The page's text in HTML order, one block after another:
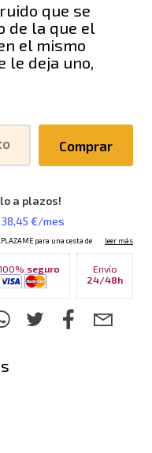
que se
de la que el
el mismo
le deja uno,
Comprar
seguro
Envío
24/48h